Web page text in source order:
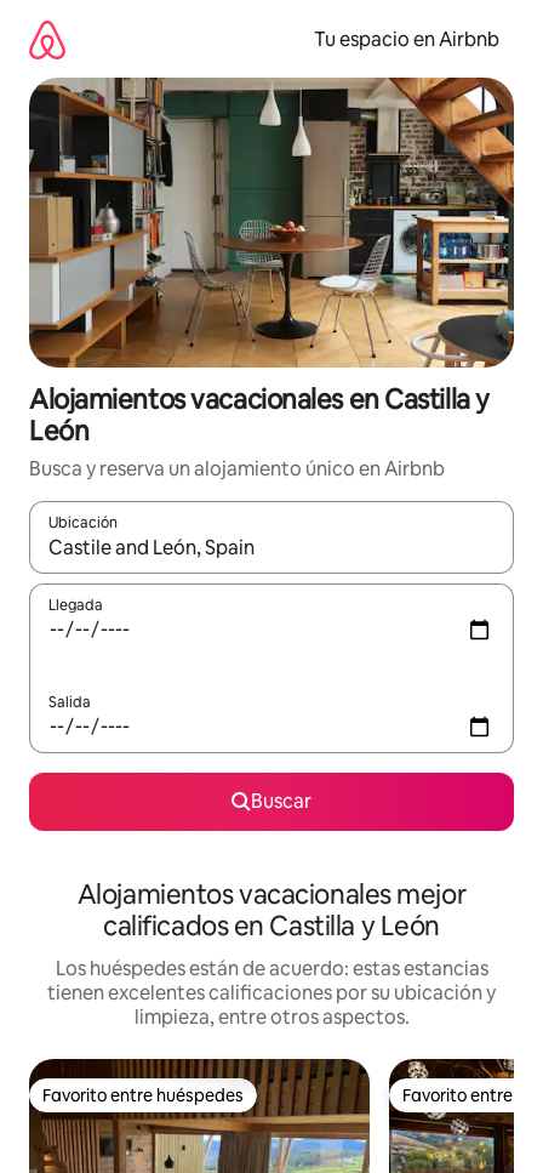
contenido
Tu espacio en Airbnb
Alojamientos vacacionales en Castilla y
León
Busca y reserva un alojamiento único en Airbnb
Ubicación
Cuando los resultados estén disponibles, podrás navegar
Llegada
Salida
Buscar
Alojamientos vacacionales mejor
calificados en Castilla y León
Los huéspedes están de acuerdo: estas estancias
tienen excelentes calificaciones por su ubicación y
limpieza, entre otros aspectos.
Favorito entre huéspedes
Favorito entre huéspedes Favorito entre
Favorito entre